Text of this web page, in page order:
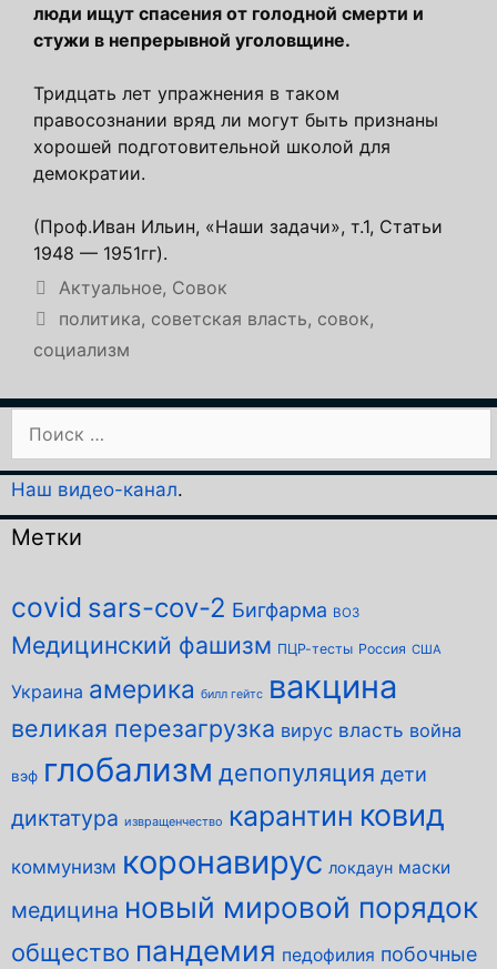
люди ищут спасения от голодной смерти и
стужи в непрерывной уголовщине.
Тридцать лет упражнения в таком
правосознании вряд ли могут быть признаны
хорошей подготовительной школой для
демократии.
(Проф.Иван Ильин, «Наши задачи», т.1, Статьи
1948 — 1951гг).
Рубрики
Актуальное, Совок
Метки
политика, советская власть, совок,
социализм
Наш видео-канал.
Метки
covid sars-cov-2 Бигфарма ВОЗ
Медицинский фашизм ПЦР-тесты Россия США
Украина америка билл гейтс вакцина
великая перезагрузка вирус власть война
вэф глобализм депопуляция дети
диктатура извращенчество карантин ковид
коммунизм коронавирус локдаун маски
медицина новый мировой порядок
общество пандемия педофилия побочные